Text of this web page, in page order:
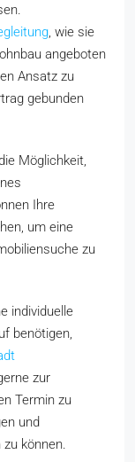
, wie sie
angeboten
Ansatz zu
gebunden
Möglichkeit,
Ihre
um eine
zu
individuelle
benötigen,
zur
Termin zu
und
können.